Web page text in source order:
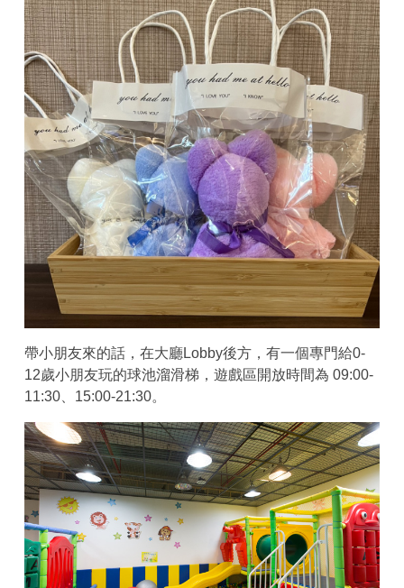
帶小朋友來的話，在大廳Lobby後方，有一個專門給0-
12歲小朋友玩的球池溜滑梯，遊戲區開放時間為 09:00-
11:30、15:00-21:30。